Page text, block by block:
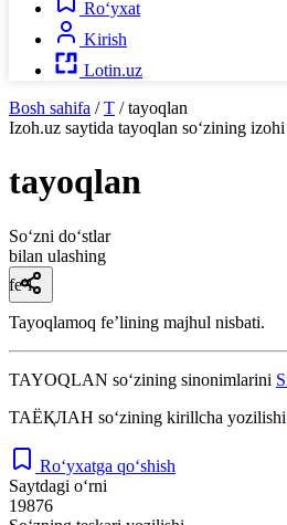
Ro‘yxat
Kirish
Lotin.uz
Bosh sahifa / T / tayoqlan
Izoh.uz saytida tayoqlan so‘zining
tayoqlan
So‘zni do‘stlar
bilan ulashing
fe’l
Tayoqlamoq feʼlining majhul nisbati.
TAYOQLAN so‘zining sinonimlarini
ТАЁҚЛАН so‘zining kirillcha yozilishi
Ro‘yxatga qo‘shish
Saytdagi o‘rni
19876